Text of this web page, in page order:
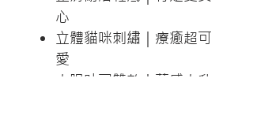
心
立體貓咪刺繡｜療癒超可
愛
大眼吐司雙款｜萌感大升